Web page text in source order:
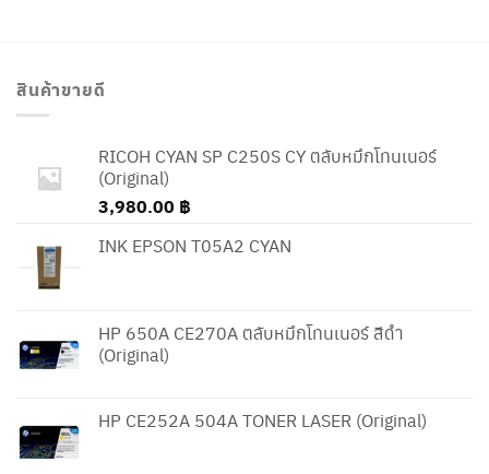
สินค้าขายดี
RICOH CYAN SP C250S CY ตลับหมึกโทนเนอร์
(Original)
3,980.00 ฿
INK EPSON T05A2 CYAN
HP 650A CE270A ตลับหมึกโทนเนอร์ สีดำ
(Original)
HP CE252A 504A TONER LASER (Original)